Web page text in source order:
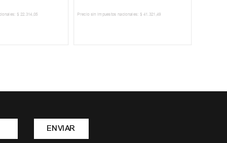
$ 22.314 ,05 Precio sin impuestos nacionales: $ 41 .321 ,49
ENVIAR